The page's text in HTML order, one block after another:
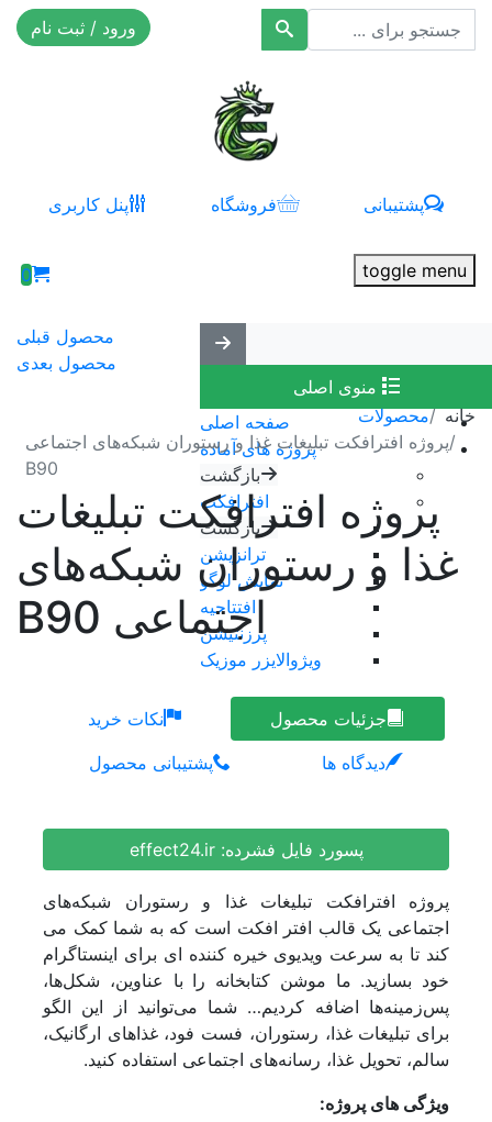
ورود / ثبت نام
پشتیبانی فروشگاه پنل کاربری
toggle menu
0
منوی اصلی
صفحه اصلی
پروژه های آماده
بازگشت
افترافکت
بازگشت
ترانزیشن
نمایش لوگو
افتتاحیه
پرزنتیشن
ویژوالایزر موزیک
وله و اینترو
طرح اینستاگرام
عناوین
عناوین زیرنویس
برودکست
اینفوگرافیک
نمایش های ویدیویی
المنت
پریمیر
بازگشت
ترانزیشن
اسلایدشو
محصول قبلی
محصول بعدی
خانه
محصولات
پروژه افترافکت تبلیغات غذا و رستوران شبکه‌های اجتماعی
B90
پروژه افترافکت تبلیغات
غذا و رستوران شبکه‌های
اجتماعی B90
جزئیات محصول
نکات خرید
دیدگاه ها
پشتیبانی محصول
پسورد فایل فشرده:effect24.ir
پروژه افترافکت تبلیغات غذا و رستوران شبکه‌های
اجتماعی یک قالب افتر افکت است که به شما کمک می
کند تا به سرعت ویدیوی خیره کننده ای برای اینستاگرام
خود بسازید. ما موشن کتابخانه را با عناوین، شکل‌ها،
پس‌زمینه‌ها اضافه کردیم… شما می‌توانید از این الگو
برای تبلیغات غذا، رستوران، فست فود، غذاهای ارگانیک،
سالم، تحویل غذا، رسانه‌های اجتماعی استفاده کنید.
ویژگی های پروژه: